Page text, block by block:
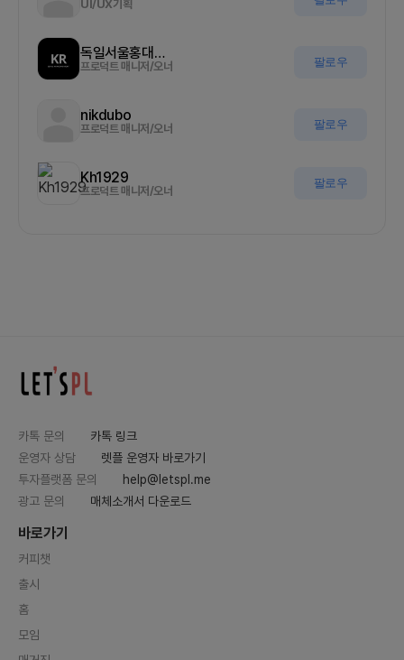
UI/UX기획
독일서울홍대나이트
프로덕트 매니저/오너 팔로우
nikdubo
프로덕트 매니저/오너 팔로우
Kh1929
프로덕트 매니저/오너
팔로우
카톡 문의
카톡 링크
운영자 상담
렛플 운영자 바로가기
투자플랫폼 문의
help@letspl.me
광고 문의
매체소개서 다운로드
바로가기
커피챗
출시
홈
모임